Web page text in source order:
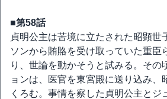
■第58話
貞明公主は苦境に立たされた昭顕世
ソンから賄賂を受け取っていた重臣
り、世論を動かそうと試みる。その
ョンは、医官を東宮殿に送り込み、
くろむ。事情を察した貞明公主とジ